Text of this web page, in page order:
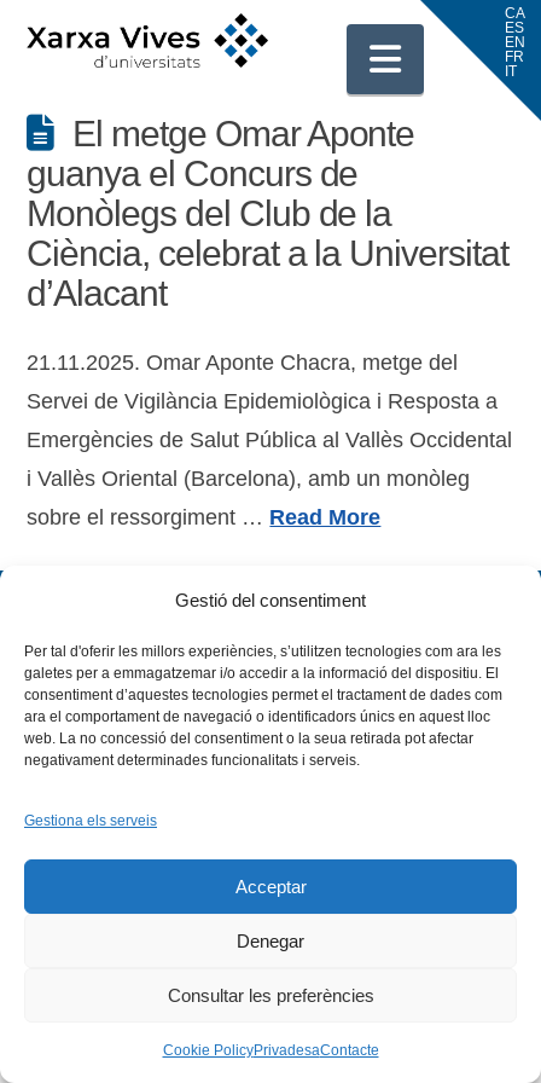
Gestió del consentiment
Per tal d'oferir les millors experiències, s’utilitzen tecnologies com ara les
galetes per a emmagatzemar i/o accedir a la informació del dispositiu. El
consentiment d’aquestes tecnologies permet el tractament de dades com
ara el comportament de navegació o identificadors únics en aquest lloc
web. La no concessió del consentiment o la seua retirada pot afectar
negativament determinades funcionalitats i serveis.
Gestiona els serveis
Acceptar
Denegar
Consultar les preferències
Cookie PolicyPrivadesaContacte
El metge Omar Aponte
guanya el Concurs de
Monòlegs del Club de la
Ciència, celebrat a la Universitat
d’Alacant
21.11.2025. Omar Aponte Chacra, metge del
Servei de Vigilància Epidemiològica i Resposta a
Emergències de Salut Pública al Vallès Occidental
i Vallès Oriental (Barcelona), amb un monòleg
sobre el ressorgiment … Read More
Facebook
X BlueskyTiktok LinkedIn
INICI
Copyright © 2026 -Xarxa Vives d'Universitats